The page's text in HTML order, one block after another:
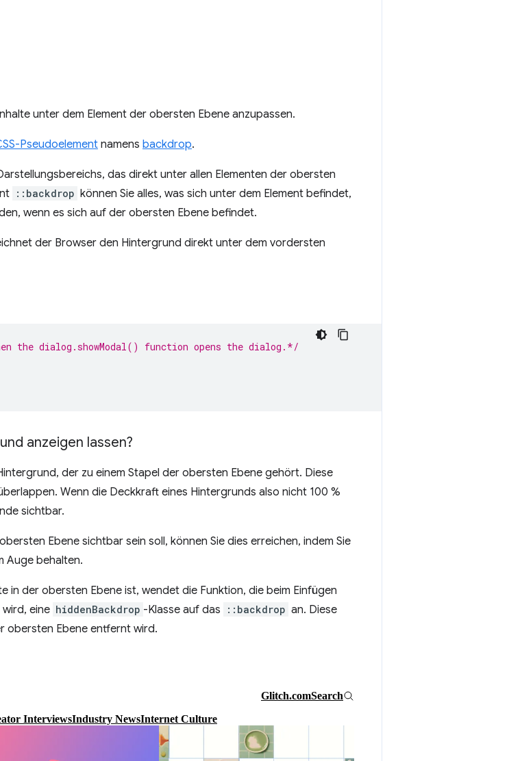
unter dem Element der obersten Ebene anzupassen.
Pseudoelement namens backdrop.
das direkt unter allen Elementen der obersten
::backdrop können Sie alles, was sich unter dem Element befindet,
wenn es sich auf der obersten Ebene befindet.
der Browser den Hintergrund direkt unter dem vordersten
the dialog.showModal() function opens the dialog.*/
anzeigen lassen?
der zu einem Stapel der obersten Ebene gehört. Diese
Wenn die Deckkraft eines Hintergrunds also nicht 100 %
sichtbar.
Ebene sichtbar sein soll, können Sie dies erreichen, indem Sie
Auge behalten.
in der obersten Ebene ist, wendet die Funktion, die beim Einfügen
eine hiddenBackdrop -Klasse auf das ::backdrop an. Diese
obersten Ebene entfernt wird.